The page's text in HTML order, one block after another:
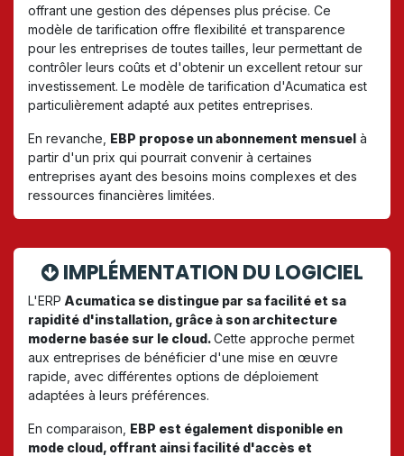
offrant une gestion des dépenses plus précise. Ce
modèle de tarification offre flexibilité et transparence
pour les entreprises de toutes tailles, leur permettant de
contrôler leurs coûts et d'obtenir un excellent retour sur
investissement. Le modèle de tarification d'Acumatica est
particulièrement adapté aux petites entreprises.
En revanche, EBP propose un abonnement mensuel à
partir d'un prix qui pourrait convenir à certaines
entreprises ayant des besoins moins complexes et des
ressources financières limitées.
IMPLÉMENTATION DU LOGICIEL
L'ERP Acumatica se distingue par sa facilité et sa
rapidité d'installation, grâce à son architecture
moderne basée sur le cloud.Cette approche permet
aux entreprises de bénéficier d'une mise en œuvre
rapide, avec différentes options de déploiement
adaptées à leurs préférences.
En comparaison, EBP est également disponible en
mode cloud, offrant ainsi facilité d'accès et